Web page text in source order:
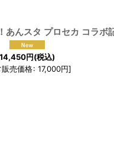
14,450円(税込)
売価格: 17,000円]